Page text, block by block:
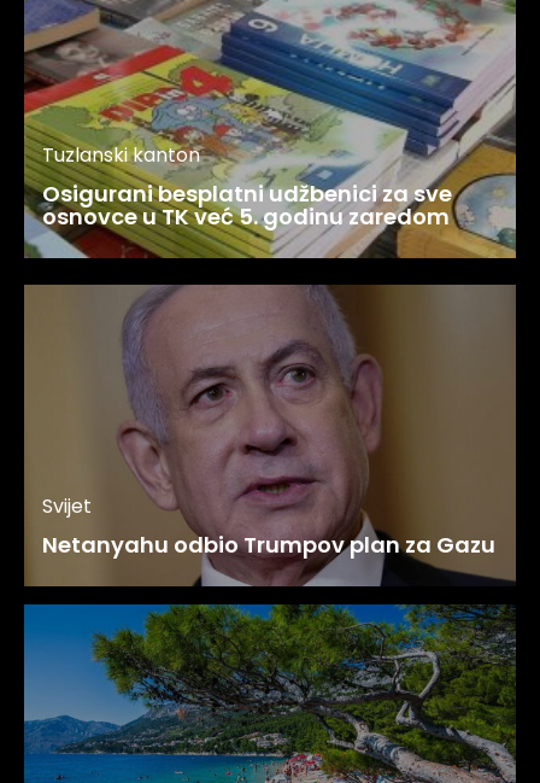
Tuzlanski kanton
Osigurani besplatni udžbenici za sve
osnovce u TK već 5. godinu zaredom
Svijet
Netanyahu odbio Trumpov plan za Gazu